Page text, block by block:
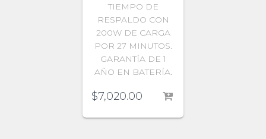
TIEMPO DE
RESPALDO CON
200W DE CARGA
POR 27 MINUTOS.
GARANTÍA DE 1
AÑO EN BATERÍA.
$7,020.00